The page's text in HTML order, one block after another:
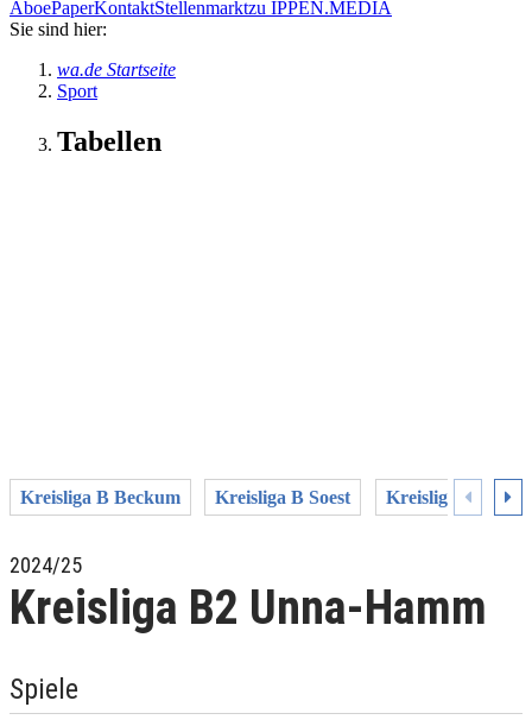
AboePaperKontaktStellenmarktzu IPPEN.MEDIA
Sie sind hier:
wa.de Startseite
Sport
Tabellen
Kreisliga B Beckum Kreisliga B Soest Kreisliga B1
2024/25
Kreisliga B2 Unna-Hamm
Spiele